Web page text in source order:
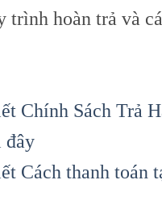
trình hoàn trả và
Chính Sách Trả
đây
Cách thanh toán